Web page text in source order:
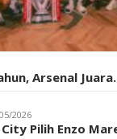
Arsenal
2026
Pilih Enzo